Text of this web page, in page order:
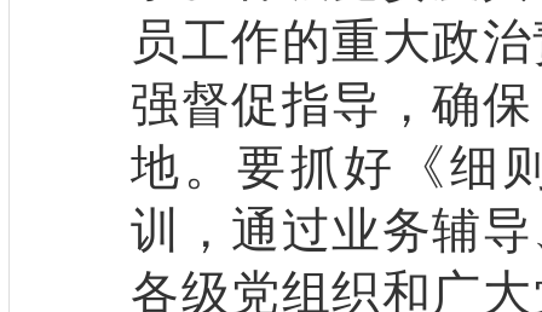
员工作的重大政
强督促指导，确
地。要抓好《细
训，通过业务辅
各级党组织和广